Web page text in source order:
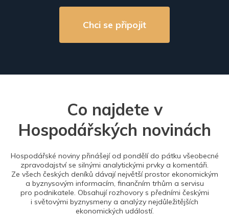
Chci se připojit
Co najdete v
Hospodářských novinách
Hospodářské noviny přinášejí od pondělí do pátku všeobecné
zpravodajství se silnými analytickými prvky a komentáři.
Ze všech českých deníků dávají největší prostor ekonomickým
a byznysovým informacím, finančním trhům a servisu
pro podnikatele. Obsahují rozhovory s předními českými
i světovými byznysmeny a analýzy nejdůležitějších
ekonomických událostí.